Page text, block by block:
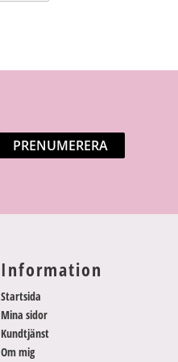
PRENUMERERA
Information
Startsida
Mina sidor
Kundtjänst
Om mig